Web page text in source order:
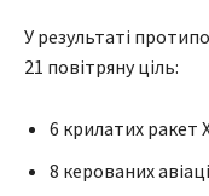
У результаті
21 повітряну ціль:
6 крилатих ракет
8 керованих